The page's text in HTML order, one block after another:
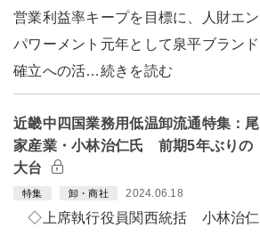
営業利益率キープを目標に、人財エン
パワーメント元年として泉平ブランド
確立への活…続きを読む
近畿中四国業務用低温卸流通特集：尾
家産業・小林治仁氏 前期5年ぶりの
大台
特集 卸・商社 2024.06.18
◇上席執行役員関西統括 小林治仁